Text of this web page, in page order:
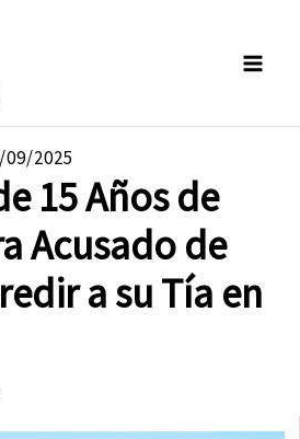
09/2025
15 Años de
Acusado de
a su Tía en